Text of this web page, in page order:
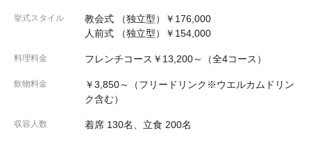
挙式スタイル
教会式 （独立型）￥176,000
人前式 （独立型）￥154,000
料理料金 フレンチコース￥13,200～（全4コース）
飲物料金
￥3,850～（フリードリンク※ウエルカムドリン
ク含む）
収容人数 着席 130名、立食 200名